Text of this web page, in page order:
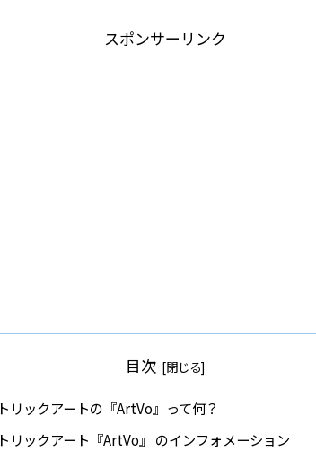
スポンサーリンク
目次
トリックアートの『ArtVo』って何？
トリックアート『ArtVo』 のインフォメーション